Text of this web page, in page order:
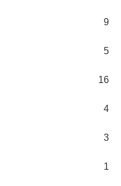
9
5
16
4
3
1